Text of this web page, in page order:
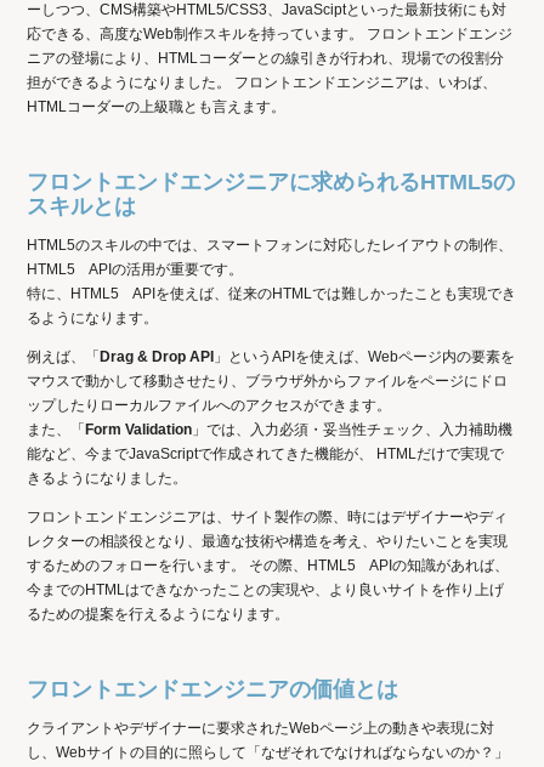
ーしつつ、CMS構築やHTML5/CSS3、JavaSciptといった最新技術にも対
応できる、高度なWeb制作スキルを持っています。 フロントエンドエンジ
ニアの登場により、HTMLコーダーとの線引きが行われ、現場での役割分
担ができるようになりました。 フロントエンドエンジニアは、いわば、
HTMLコーダーの上級職とも言えます。
フロントエンドエンジニアに求められるHTML5の
スキルとは
HTML5のスキルの中では、スマートフォンに対応したレイアウトの制作、
HTML5 APIの活用が重要です。
特に、HTML5 APIを使えば、従来のHTMLでは難しかったことも実現でき
るようになります。
例えば、「 Drag & Drop API 」というAPIを使えば、Webページ内の要素を
マウスで動かして移動させたり、ブラウザ外からファイルをページにドロ
ップしたりローカルファイルへのアクセスができます。
また、「 Form Validation」では、入力必須・妥当性チェック、入力補助機
能など、今までJavaScriptで作成されてきた機能が、 HTMLだけで実現で
きるようになりました。
フロントエンドエンジニアは、サイト製作の際、時にはデザイナーやディ
レクターの相談役となり、最適な技術や構造を考え、やりたいことを実現
するためのフォローを行います。 その際、HTML5 APIの知識があれば、
今までのHTMLはできなかったことの実現や、より良いサイトを作り上げ
るための提案を行えるようになります。
フロントエンドエンジニアの価値とは
クライアントやデザイナーに要求されたWebページ上の動きや表現に対
し、Webサイトの目的に照らして「なぜそれでなければならないのか？」